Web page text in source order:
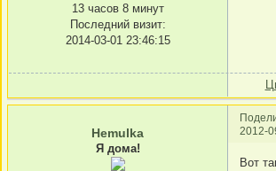
13 часов 8 минут
Последний визит:
2014-03-01 23:46:15
2012-
Hemulka
Я дома!
Вот